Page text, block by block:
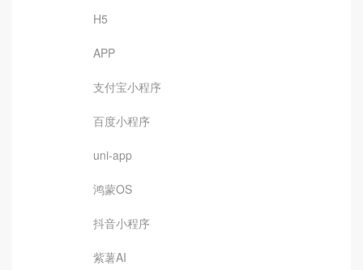
H5
APP
支付宝小程序
百度小程序
uni-app
鸿蒙OS
抖音小程序
紫薯AI